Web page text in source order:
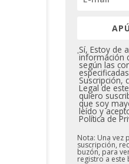
Sí, Estoy de
información
según las
Suscripción,
Legal de
quiero
que soy
leído y
Política de
Nota: Una vez
suscripción,
buzón, para
registro a este